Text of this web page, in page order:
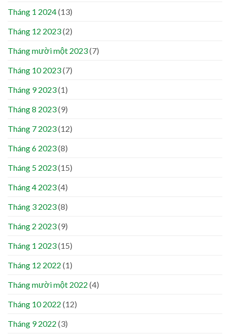
Tháng 1 2024(13)
Tháng 12 2023(2)
Tháng mười một 2023(7)
Tháng 10 2023(7)
Tháng 9 2023(1)
Tháng 8 2023(9)
Tháng 7 2023(12)
Tháng 6 2023(8)
Tháng 5 2023(15)
Tháng 4 2023(4)
Tháng 3 2023(8)
Tháng 2 2023(9)
Tháng 1 2023(15)
Tháng 12 2022 (1)
Tháng mười một 2022 (4)
Tháng 10 2022 (12)
Tháng 9 2022 (3)